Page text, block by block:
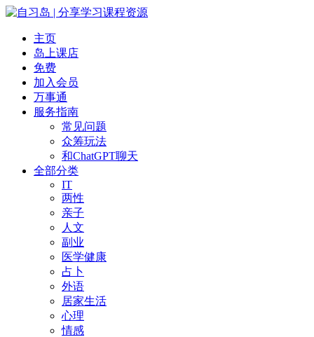
主页
岛上课店
免费
加入会员
万事通
服务指南
常见问题
众筹玩法
和ChatGPT聊天
全部分类
IT
两性
亲子
人文
副业
医学健康
占卜
外语
居家生活
心理
情感